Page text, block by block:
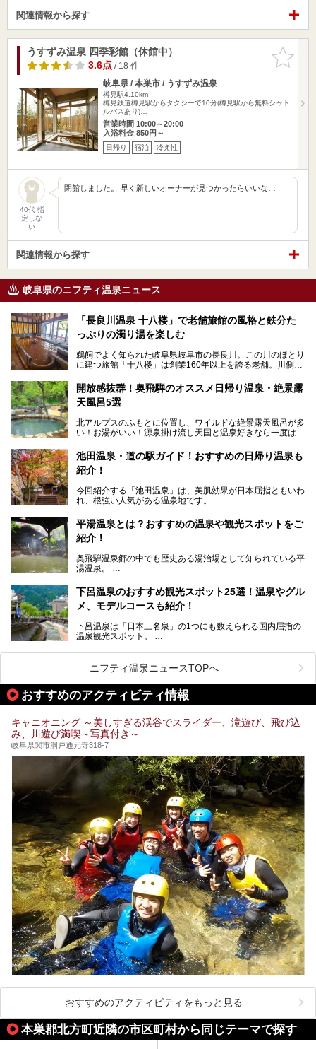
関連情報から探す
お気に入
りに追加
うすずみ温泉 四季彩館（休館中）
3.6点/ 18 件
岐阜県 / 本巣市 / うすずみ温泉
樽見駅4.10km
樽見鉄道樽見駅からタクシーで10分(樽見駅から無料シャト
ルバスあり)…
営業時間 10:00～20:00
入浴料金 850円～
日帰り 宿泊 冷え性
40代 指
定しな
い
閉館しました。 早く新しいオーナーが見つかったらいいな…
関連情報から探す
岐阜県のニフティ温泉ニュース
「長良川温泉 十八楼」で老舗旅館の風格と鉄分た
っぷりの濁り湯を楽しむ
鵜飼でよく知られた岐阜県岐阜市の長良川。この川のほとり
に建つ旅館「十八楼」は創業160年以上を誇る老舗。川側の
濁り湯で、地産地消にこだわった食事も定評があります。
そして大浴場は日帰り入浴もできるんですよ。泊まりでも日
岐阜の手仕事に触れる旅とともに楽しんでみてはいかがでし
ょう！
───
提供元：岐阜県【PR】
この記事は岐阜県のPR記事です。
開放感抜群！奥飛騨のオススメ日帰り温泉・絶景露
天風呂5選
北アルプスのふもとに位置し、ワイルドな絶景露天風呂が多
い！お湯がいい！源泉掛け流し天国と温泉好きなら一度は行
「平湯温泉」「福地温泉」「新平湯温泉」「栃尾温泉」「新
穂高温泉」と5つの温泉地を総称して奥飛騨温泉郷と呼びま
風呂を5ヶ所ご紹介したいと思います。いずれも素晴らしい
温泉ですよ！
池田温泉・道の駅ガイド！おすすめの日帰り温泉も
紹介！
今回紹介する「池田温泉」は、美肌効果が日本屈指ともいわ
れ、根強い人気がある温泉地です。
温泉旅として利用することができます。
池田温泉には道の駅があるなど、温泉、観光、買い物と、さ
そんな池田温泉の魅力を詳しく紹介していきます！
平湯温泉とは？おすすめの温泉や観光スポットをご
紹介！
奥飛騨温泉郷の中でも歴史ある湯治場として知られている平
湯温泉。
らの利用客も増え、ますます賑わいを見せています。そこで
今回は、平湯温泉の観光スポットとおすすめの温泉施設を紹
介します。気になる温泉をぜひチェックしてみてください。
下呂温泉のおすすめ観光スポット25選！温泉やグル
メ、モデルコースも紹介！
下呂温泉は「日本三名泉」の1つにも数えられる国内屈指の
温泉観光スポット。
のグルメを楽しんだり、周辺にある名所にも足を伸ばしたり
したいもの。
本記事では、下呂温泉エリアにあるおすすめの観光スポット
をご紹介するとともに散策する際のモデルコースもご提案。
下呂温泉観光をたっぷりとガイドします！
ニフティ温泉ニュースTOPへ
おすすめのアクティビティ情報
キャニオニング ～美しすぎる渓谷でスライダー、滝遊び、飛び込
み、川遊び満喫～写真付き～
岐阜県関市洞戸通元寺318-7
おすすめのアクティビティをもっと見る
本巣郡北方町近隣の市区町村から同じテーマで探す